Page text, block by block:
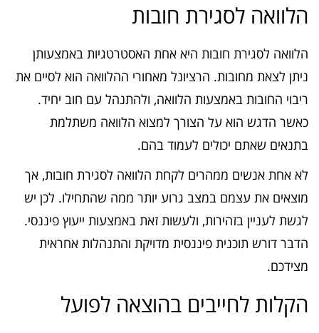
הלוואה לסגירת חובות
הלוואה לסגירת חובות היא אחת האסטרטגיות באמצעותן
ניתן לצאת מחובות. הרציונל מאחורי ההלוואה הוא לסיים את
ריבוי החובות באמצעות הלוואה, ולהתנהל עם חוב יחיד.
כאשר הדגש הוא על הצורך למצוא הלוואה משתלמת
בתנאים שאתם יכולים לעמוד בהם.
לא אחת אנשים ממהרים לקחת הלוואה לסגירת חובות, אך
מוצאים את עצמם במצב גרוע יותר ממה שהתחילו. לכן יש
לגשת לעניין בזהירות, ולעשות זאת באמצעות ייעוץ פיננסי.
הדבר דורש תוכנית פיננסית מדויקת והתנהלות אחראית
מצידכם.
הקלות לחייבים בהוצאה לפועל